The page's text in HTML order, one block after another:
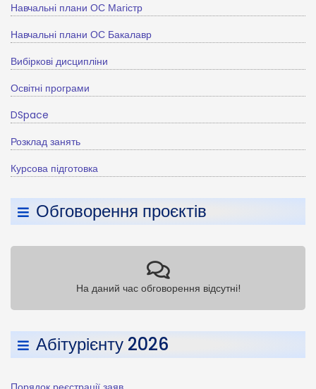
Навчальні плани ОС Магістр
Навчальні плани ОС Бакалавр
Вибіркові дисципліни
Освітні програми
DSpace
Розклад занять
Курсова підготовка
Обговорення проєктів
На даний час обговорення відсутні!
Абітурієнту 2026